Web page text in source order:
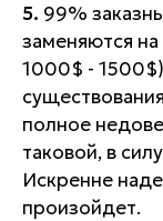
5. 99%
заменяются
1000$ - 1500$)
полное
таковой, в
Искренне
произойдет.